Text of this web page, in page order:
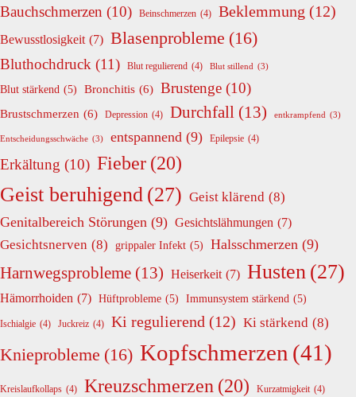
Bauchschmerzen (10) Beinschmerzen (4) Beklemmung (12)
Bewusstlosigkeit (7) Blasenprobleme (16)
Bluthochdruck (11) Blut regulierend (4) Blut stillend (3)
Blut stärkend (5) Bronchitis (6) Brustenge (10)
Brustschmerzen (6) Depression (4) Durchfall (13) entkrampfend (3)
Entscheidungsschwäche (3) entspannend (9) Epilepsie (4)
Erkältung (10) Fieber (20)
Geist beruhigend (27) Geist klärend (8)
Genitalbereich Störungen (9) Gesichtslähmungen (7)
Gesichtsnerven (8) grippaler Infekt (5) Halsschmerzen (9)
Harnwegsprobleme (13) Heiserkeit (7) Husten (27)
Hämorrhoiden (7) Hüftprobleme (5) Immunsystem stärkend (5)
Ischialgie (4) Juckreiz (4) Ki regulierend (12) Ki stärkend (8)
Knieprobleme (16) Kopfschmerzen (41)
Kreislaufkollaps (4) Kreuzschmerzen (20) Kurzatmigkeit (4)